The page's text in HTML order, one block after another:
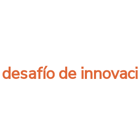
y emprendedoras
de